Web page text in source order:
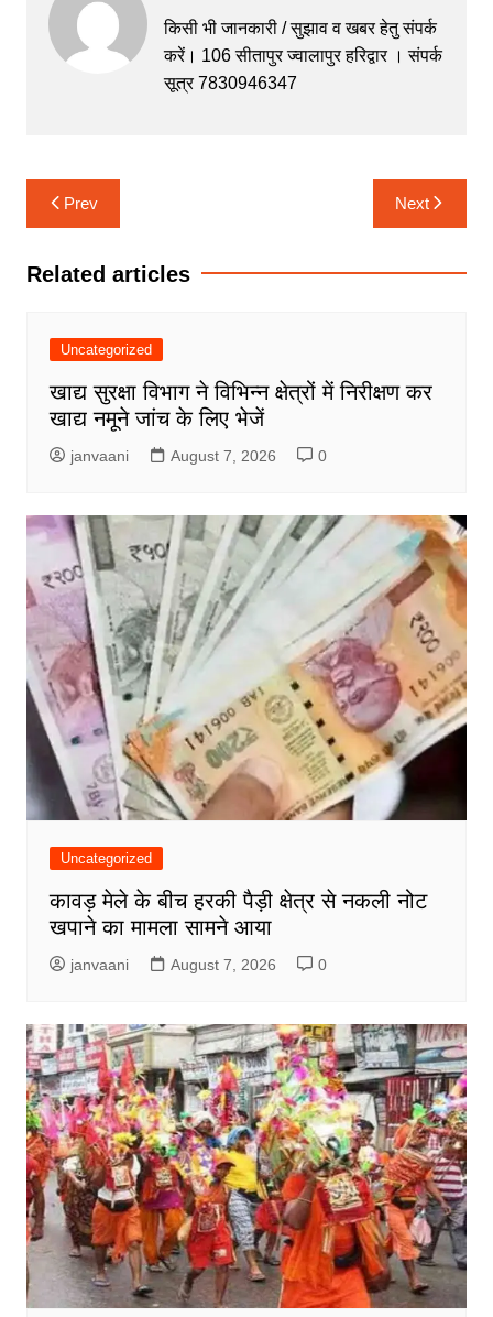
b
o
A
p
p
e
n
a
m
किसी भी जानकारी / सुझाव व खबर हेतु संपर्क
करें। 106 सीतापुर ज्वालापुर हरिद्वार । संपर्क
सूत्र 7830946347
Post
navigation
Prev Next
Related articles
Uncategorized
खाद्य सुरक्षा विभाग ने विभिन्न क्षेत्रों में निरीक्षण कर
खाद्य नमूने जांच के लिए भेजें
janvaani August 7, 2026 0
Uncategorized
कावड़ मेले के बीच हरकी पैड़ी क्षेत्र से नकली नोट
खपाने का मामला सामने आया
janvaani August 7, 2026 0